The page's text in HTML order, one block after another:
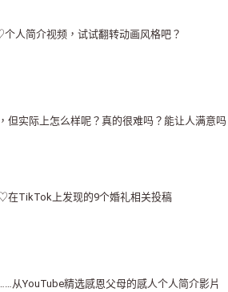
人简介视频，试试翻转动画风格吧？
但实际上怎么样呢？真的很难吗？能让人满意
在TikTok上发现的9个婚礼相关投稿
从YouTube精选感恩父母的感人个人简介影片